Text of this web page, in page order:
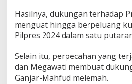
Hasilnya, dukungan terhadap
menguat hingga berpeluang
Pilpres 2024 dalam satu
Selain itu, perpecahan yang
dan Megawati membuat
Ganjar-Mahfud melemah.